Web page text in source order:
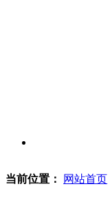
当前位置： 网站首页